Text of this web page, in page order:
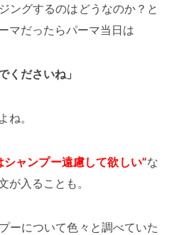
ングするのはどうなのか？と
マだったらパーマ当日は
くださいね」
ね。
シャンプー遠慮して欲しい”な
が入ることも。
ーについて色々と調べていた